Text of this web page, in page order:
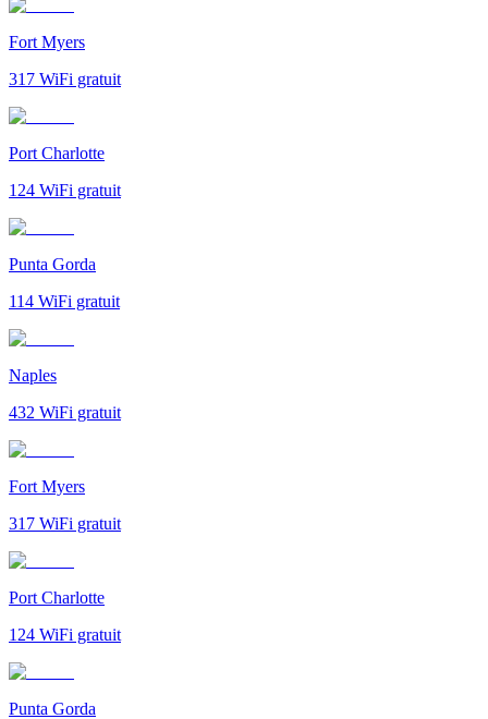
Fort Myers
317 WiFi gratuit
Port Charlotte
124 WiFi gratuit
Punta Gorda
114 WiFi gratuit
Naples
432 WiFi gratuit
Fort Myers
317 WiFi gratuit
Port Charlotte
124 WiFi gratuit
Punta Gorda